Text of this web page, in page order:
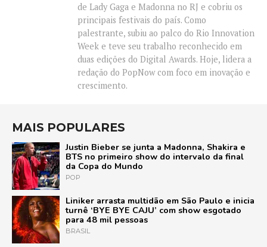
de Lady Gaga e Madonna no RJ e cobriu os
principais festivais do país. Como
palestrante, subiu ao palco do Rio Innovation
Week e teve seu trabalho reconhecido em
duas edições do Digital Awards. Hoje, lidera a
redação do PopNow com foco em inovação e
crescimento.
MAIS POPULARES
Justin Bieber se junta a Madonna, Shakira e
BTS no primeiro show do intervalo da final
da Copa do Mundo
POP
Liniker arrasta multidão em São Paulo e inicia
turnê ‘BYE BYE CAJU’ com show esgotado
para 48 mil pessoas
BRASIL